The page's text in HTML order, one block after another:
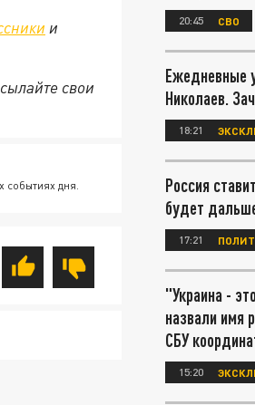
и
свои
дня.
20:45 СВО
Ежедневные
Николаев.
18:21
Россия
будет
17:21
"Украина -
назвали имя
СБУ
15:20